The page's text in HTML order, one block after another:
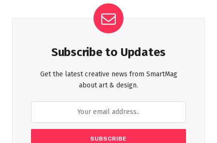
Subscribe to Updates
Get the latest creative news from SmartMag
about art & design.